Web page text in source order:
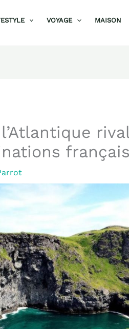
VOYAGE MAISON